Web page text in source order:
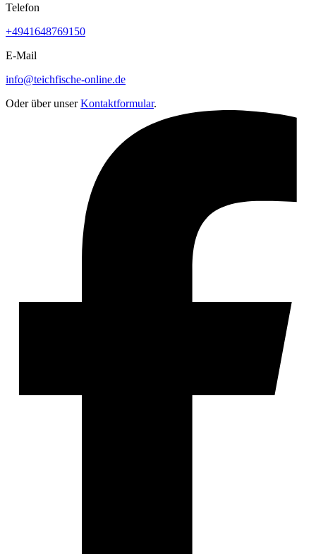
Telefon
+4941648769150
E-Mail
info@teichfische-online.de
Oder über unserKontaktformular.